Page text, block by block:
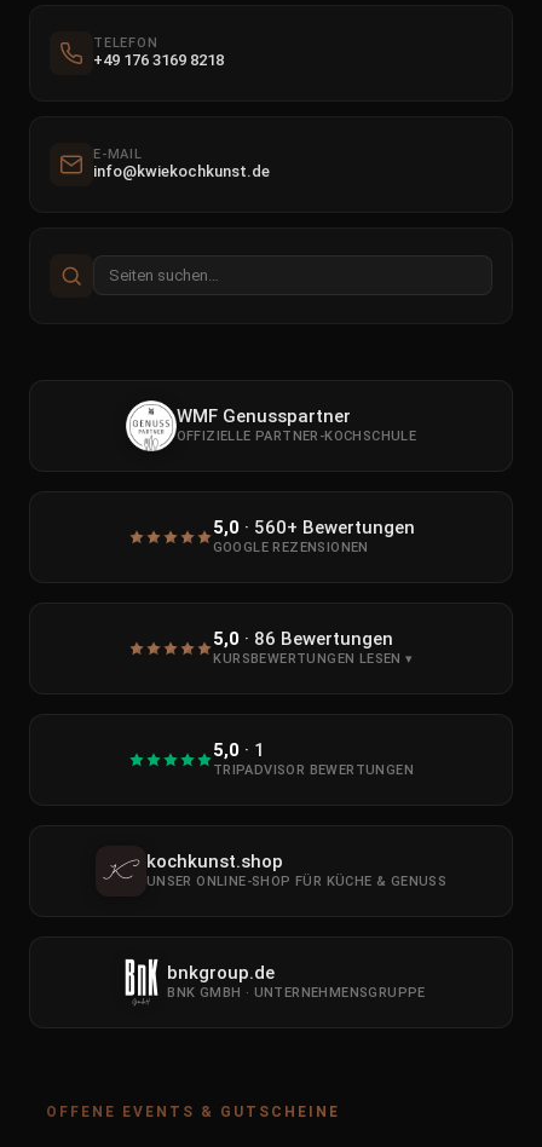
TELEFON
+49 176 3169 8218
E-MAIL
info@kwiekochkunst.de
WMF Genusspartner
OFFIZIELLE PARTNER-KOCHSCHULE
5,0· 560+ Bewertungen
GOOGLE REZENSIONEN
5,0· 1
TRIPADVISOR BEWERTUNGEN
5,0 · 86 Bewertungen
KURSBEWERTUNGEN LESEN ▾
kochkunst.shop
UNSER ONLINE-SHOP FÜR KÜCHE & GENUSS
bnkgroup.de
BNK GMBH · UNTERNEHMENSGRUPPE
OFFENE EVENTS & GUTSCHEINE